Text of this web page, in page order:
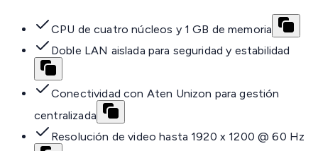
CPU de cuatro núcleos y 1 GB de memoria
Doble LAN aislada para seguridad y estabilidad
Conectividad con Aten Unizon para gestión
centralizada
Resolución de video hasta 1920 x 1200 @ 60 Hz